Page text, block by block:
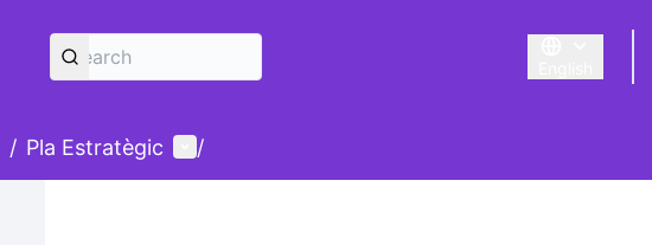
Triar la llengua
/ Pla Estratègic User menu
/